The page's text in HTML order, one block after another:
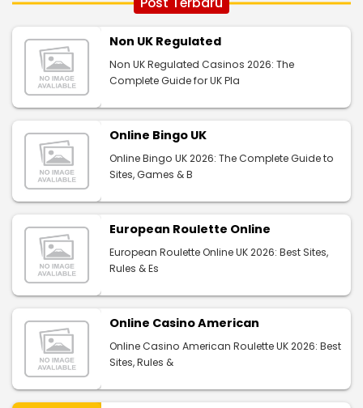
Non UK Regulated
Non UK Regulated Casinos 2026: The
Complete Guide for UK Pla
Online Bingo UK
Online Bingo UK 2026: The Complete Guide to
Sites, Games & B
European Roulette Online
European Roulette Online UK 2026: Best Sites,
Rules & Es
Online Casino American
Online Casino American Roulette UK 2026: Best
Sites, Rules &